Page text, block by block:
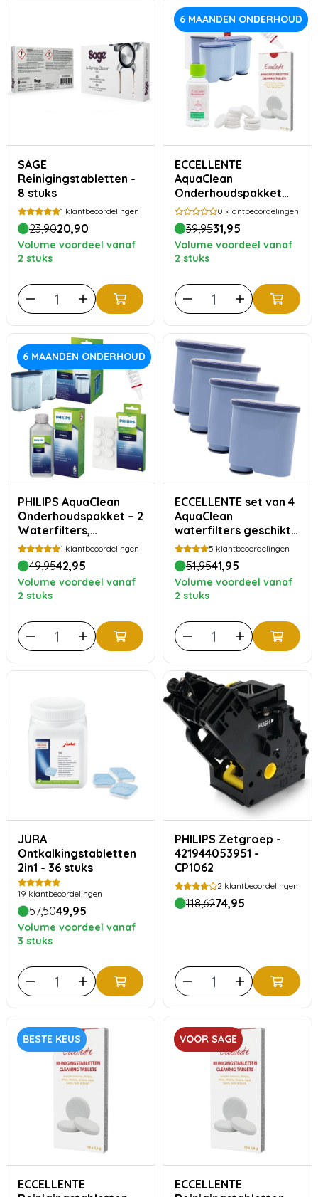
SAGE
Reinigingstabletten -
8 stuks
1 klantbeoordelingen
23,9020,90
Volume voordeel vanaf
2 stuks
6 MAANDEN ONDERHOUD
ECCELLENTE
AquaClean
Onderhoudspakket
voor Philips – 2
Waterfilters,
Ontkalker,
Reinigingstabletten &
Siliconenvet
0 klantbeoordelingen
39,9531,95
Volume voordeel vanaf
2 stuks
6 MAANDEN ONDERHOUD
PHILIPS AquaClean
Onderhoudspakket – 2
Waterfilters,
Ontkalker,
Reinigingstabletten &
Siliconenvet
1 klantbeoordelingen
49,9542,95
Volume voordeel vanaf
2 stuks
ECCELLENTE set van 4
AquaClean
waterfilters geschikt
voor Philips Saeco
5 klantbeoordelingen
51,9541,95
Volume voordeel vanaf
2 stuks
JURA
Ontkalkingstabletten
2in1 - 36 stuks
19 klantbeoordelingen
57,5049,95
Volume voordeel vanaf
3 stuks
PHILIPS Zetgroep -
421944053951 -
CP1062
2 klantbeoordelingen
118,6274,95
BESTE KEUS
ECCELLENTE
VOOR SAGE
ECCELLENTE